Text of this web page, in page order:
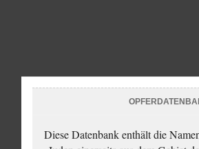
Diese Datenbank enthält die